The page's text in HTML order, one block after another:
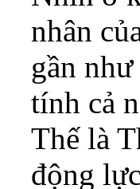
nhân
gần
tính cả
Thế là
động